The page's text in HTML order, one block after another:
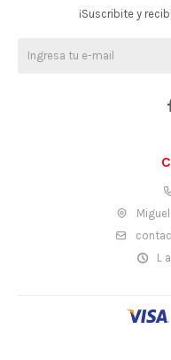
L
¡Suscribite y